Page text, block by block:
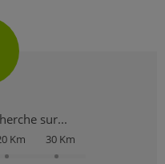
sur...
Km 30 Km